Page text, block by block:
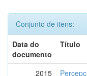
Conjunto de itens:
Data do
documento
Título
2015